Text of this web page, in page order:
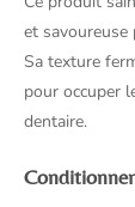
et savoureuse
Sa texture
pour occuper
dentaire.